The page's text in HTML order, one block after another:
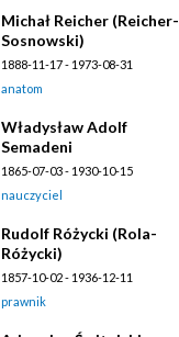
Michał Reicher (Reicher-
Sosnowski)
1888-11-17 - 1973-08-31
anatom
Władysław Adolf
Semadeni
1865-07-03 - 1930-10-15
nauczyciel
Rudolf Różycki (Rola-
Różycki)
1857-10-02 - 1936-12-11
prawnik